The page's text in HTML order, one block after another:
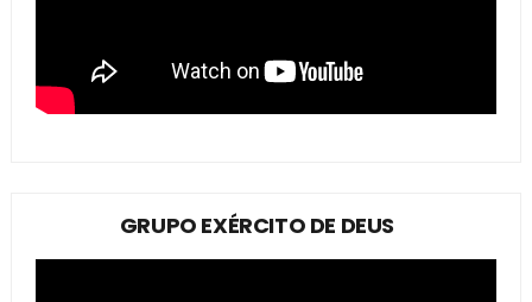
GRUPO EXÉRCITO DE DEUS